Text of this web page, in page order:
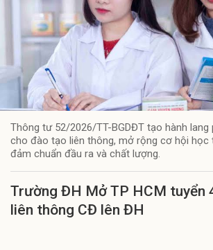
Thông tư 52/2026/TT-BGDĐT tạo hành lang
cho đào tạo liên thông, mở rộng cơ hội học
đảm chuẩn đầu ra và chất lượng.
Trường ĐH Mở TP HCM tuyển
liên thông CĐ lên ĐH